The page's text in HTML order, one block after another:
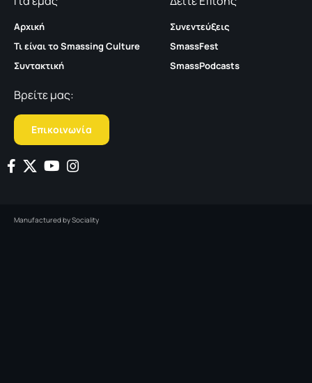
Αρχική
Τι είναι το Smassing Culture
Συντακτική
Συνεντεύξεις
SmassFest
SmassPodcasts
Βρείτε μας:
Επικοινωνία
Manufactured bySociality